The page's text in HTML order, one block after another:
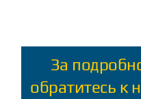
За
обратитесь к